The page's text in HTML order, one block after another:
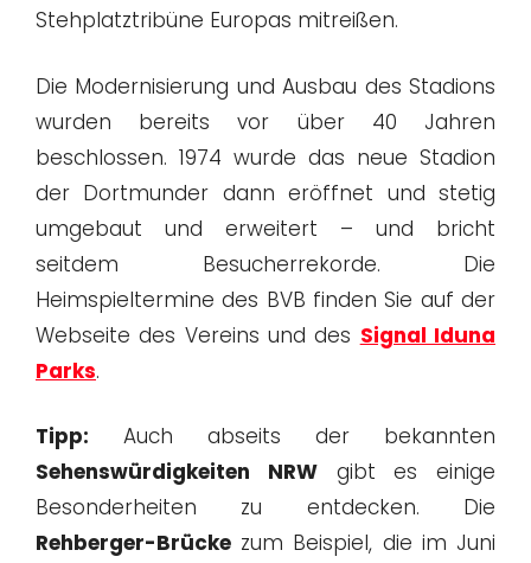
Stehplatztribüne Europas mitreißen.
Die Modernisierung und Ausbau des Stadions
wurden bereits vor über 40 Jahren
beschlossen. 1974 wurde das neue Stadion
der Dortmunder dann eröffnet und stetig
umgebaut und erweitert – und bricht
seitdem Besucherrekorde. Die
Heimspieltermine des BVB finden Sie auf der
Webseite des Vereins und des Signal Iduna
Parks.
Tipp: Auch abseits der bekannten
Sehenswürdigkeiten NRWgibt es einige
Besonderheiten zu entdecken. Die
Rehberger-Brücke zum Beispiel, die im Juni